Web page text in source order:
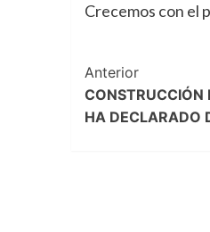
Crecemos con el
de
entradas
Anterior
CONSTRUCCIÓN
HA DECLARADO